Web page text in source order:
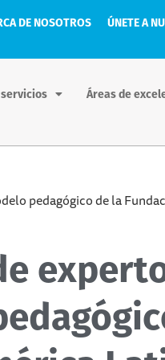
DE NOSOTROS ÚNETE A
Áreas de
pedagógico de la